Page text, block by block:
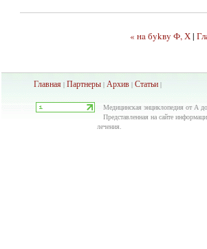
« нa бykвy Ф, Х|
Главная | Партнеры | Архив | Статьи |
Медицинская энциклопедия от А
Представленная на сайте
лечения.